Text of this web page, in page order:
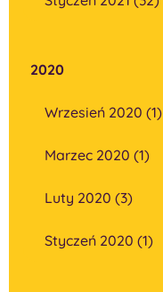
2020
Wrzesień 2020 (1)
Marzec 2020 (1)
Luty 2020 (3)
Styczeń 2020 (1)